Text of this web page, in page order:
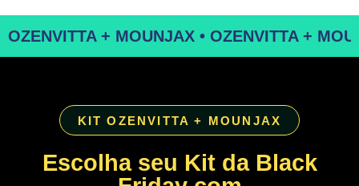
OZENVITTA + MOUNJAX • OZENVITTA +
KIT OZENVITTA + MOUNJAX
Escolha seu Kit da Black